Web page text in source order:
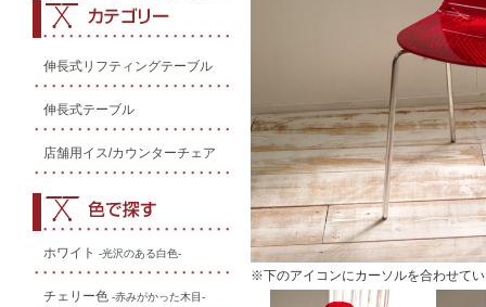
伸長式リフティングテーブル
伸長式テーブル
店舗用イス/カウンターチェア
ホワイト -光沢のある白色-
チェリー色 -赤みがかった木目-
※下のアイコンにカーソルを合わせて